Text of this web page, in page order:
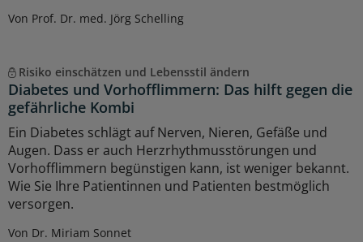
Von Prof. Dr. med. Jörg Schelling
Risiko einschätzen und Lebensstil ändern
Diabetes und Vorhofflimmern: Das hilft gegen die
gefährliche Kombi
Ein Diabetes schlägt auf Nerven, Nieren, Gefäße und
Augen. Dass er auch Herzrhythmusstörungen und
Vorhofflimmern begünstigen kann, ist weniger bekannt.
Wie Sie Ihre Patientinnen und Patienten bestmöglich
versorgen.
Von Dr. Miriam Sonnet